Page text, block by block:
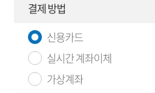
결제 방법
신용카드
실시간 계좌이체
가상계좌